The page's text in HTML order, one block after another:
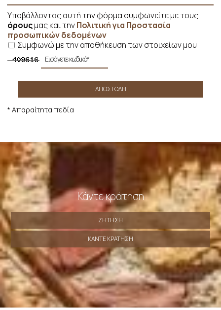
Υποβάλλοντας αυτή την φόρμα συμφωνείτε με τους
όρουςμας και τηνΠολιτική για Προστασία
προσωπικών δεδομένων
Συμφωνώ με την αποθήκευση των στοιχείων μου
ΑΠΟΣΤΟΛΉ
* Απαραίτητα πεδία
Κάντε κράτηση
ΖΉΤΗΣΗ
ΚΑΝΤΕ ΚΡΑΤΗΣΗ